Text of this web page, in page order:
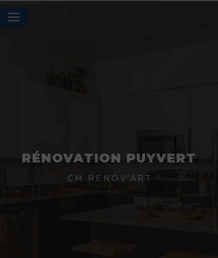
RÉNOVATION PUYVERT
CM RENOV'ART